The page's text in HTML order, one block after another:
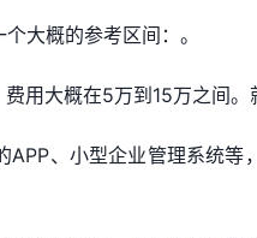
大概的参考区间：。
用大概在5万到15万之间。
、小型企业管理系统等